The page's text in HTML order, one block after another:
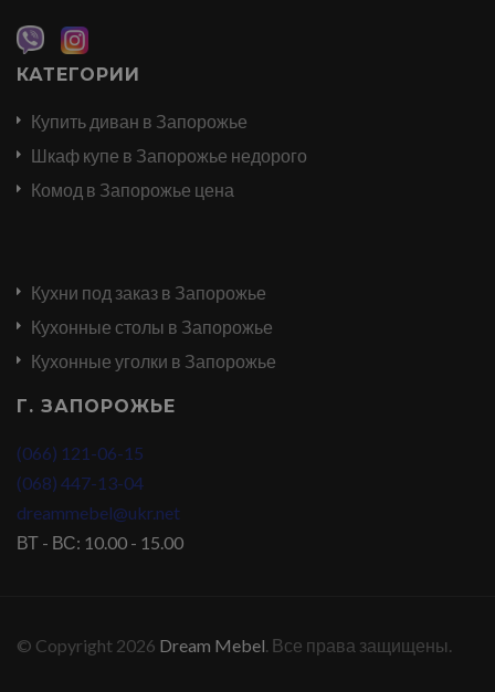
КАТЕГОРИИ
Купить диван в Запорожье
Шкаф купе в Запорожье недорого
Комод в Запорожье цена
Кухни под заказ в Запорожье
Кухонные столы в Запорожье
Кухонные уголки в Запорожье
Г. ЗАПОРОЖЬЕ
(066) 121-06-15
(068) 447-13-04
dreammebel@ukr.net
ВТ - ВС: 10.00 - 15.00
© Copyright 2026 Dream Mebel. Все права защищены.